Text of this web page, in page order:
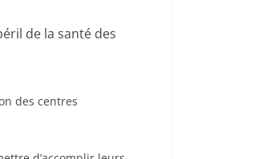
de la santé des
des centres